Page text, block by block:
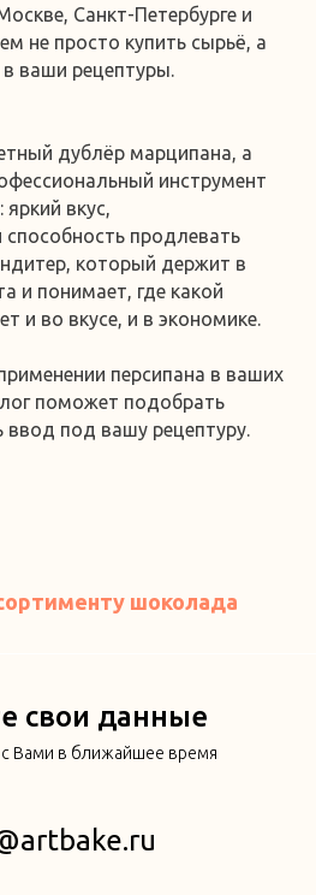
Санкт-Петербурге и
не просто купить сырьё, а
в ваши рецептуры.
дублёр марципана, а
инструмент
вкус,
продлевать
который держит в
и понимает, где какой
и во вкусе, и в экономике.
персипана в ваших
поможет подобрать
ввод под вашу рецептуру.
шоколада
свои данные
Вами в ближайшее время